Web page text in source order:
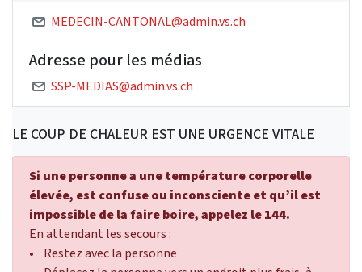
MEDECIN-CANTONAL@admin.vs.ch
Adresse pour les médias
SSP-MEDIAS@admin.vs.ch
LE COUP DE CHALEUR EST UNE URGENCE VITALE
Si une personne a une température corporelle
élevée, est confuse ou inconsciente et qu’il est
impossible de la faire boire, appelez le 144.
En attendant les secours :
• Restez avec la personne